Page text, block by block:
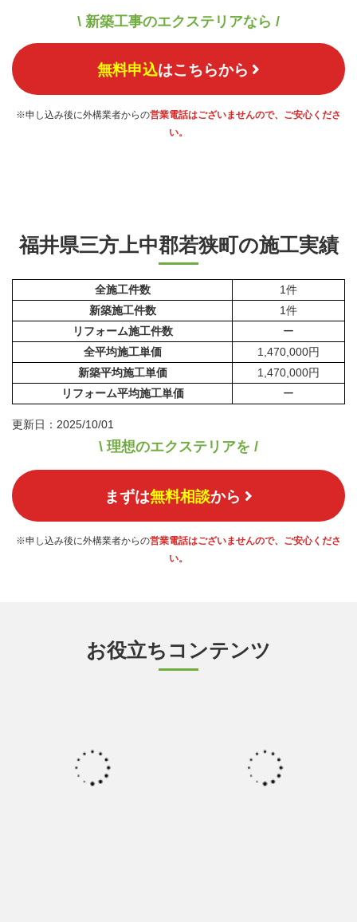
\ 新築工事のエクステリアなら /
無料申込はこちらから
※申し込み後に外構業者からの営業電話はございませんので、ご安心くださ
い。
福井県三方上中郡若狭町の施工実績
全施工件数
1件
新築施工件数
1件
リフォーム施工件数
ー
全平均施工単価
1,470,000円
新築平均施工単価
1,470,000円
リフォーム平均施工単価
ー
更新日：2025/10/01
\ 理想のエクステリアを /
まずは無料相談から
※申し込み後に外構業者からの営業電話はございませんので、ご安心くださ
い。
お役立ちコンテンツ